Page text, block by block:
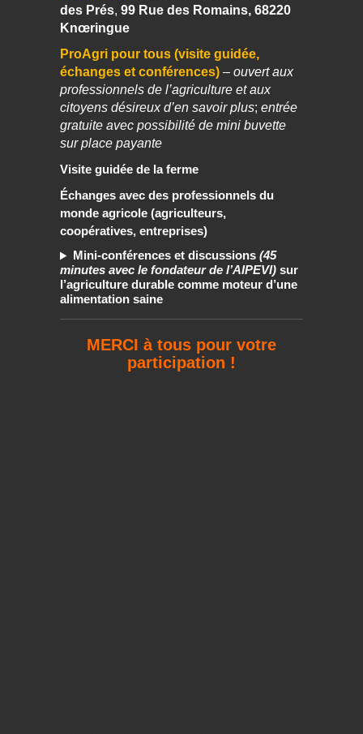
des Prés, 99 Rue des Romains, 68220
Knœringue
ProAgri pour tous (visite guidée,
échanges et conférences) – ouvert aux
professionnels de l’agriculture et aux
citoyens désireux d’en savoir plus; entrée
gratuite avec possibilité de mini buvette
sur place payante
Visite guidée de la ferme
Échanges avec des professionnels du
monde agricole (agriculteurs,
coopératives, entreprises)
Mini-conférences et discussions (45
minutes avec le fondateur de l’AIPEVI) sur
l’agriculture durable comme moteur d’une
alimentation saine
MERCI à tous pour votre
participation !